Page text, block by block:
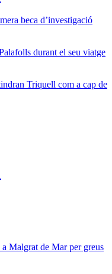
beca d’investigació
durant el seu viatge
Triquell com a cap de
Malgrat de Mar per greus